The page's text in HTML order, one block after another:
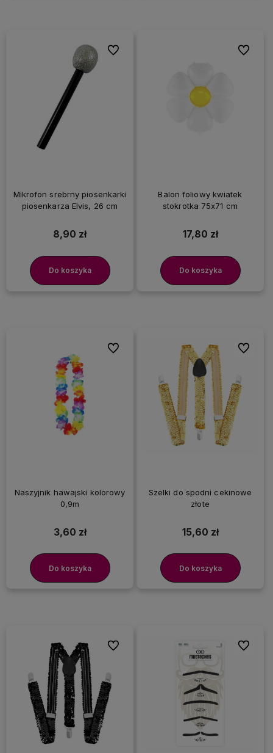
Mikrofon srebrny piosenkarki
piosenkarza Elvis, 26 cm
8,90 zł
Do koszyka
Do ulubionych
Balon foliowy kwiatek
stokrotka 75x71 cm
17,80 zł
Do koszyka
Do
Naszyjnik hawajski kolorowy
0,9m
3,60 zł
Do koszyka
Do ulubionych
Szelki do spodni cekinowe
złote
15,60 zł
Do koszyka
Do
Do ulubionych Do